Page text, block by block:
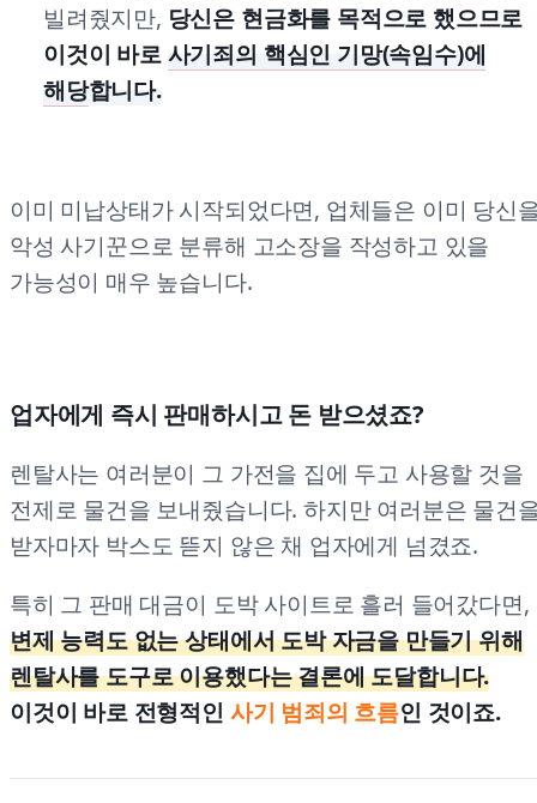
빌려줬지만, 당신은 현금화를 목적으로 했으므로
이것이 바로사기죄의 핵심인 기망(속임수)에
해당합니다.
이미 미납상태가 시작되었다면, 업체들은 이미 당신
악성 사기꾼으로 분류해 고소장을 작성하고 있을
가능성이 매우 높습니다.
업자에게 즉시 판매하시고 돈 받으셨죠?
렌탈사는 여러분이 그 가전을 집에 두고 사용할 것을
전제로 물건을 보내줬습니다. 하지만 여러분은 물건
받자마자 박스도 뜯지 않은 채 업자에게 넘겼죠.
특히 그 판매 대금이 도박 사이트로 흘러 들어갔다면,
변제 능력도 없는 상태에서 도박 자금을 만들기 위해
렌탈사를 도구로 이용했다는 결론에 도달합니다.
이것이 바로 전형적인 사기 범죄의 흐름인 것이죠.